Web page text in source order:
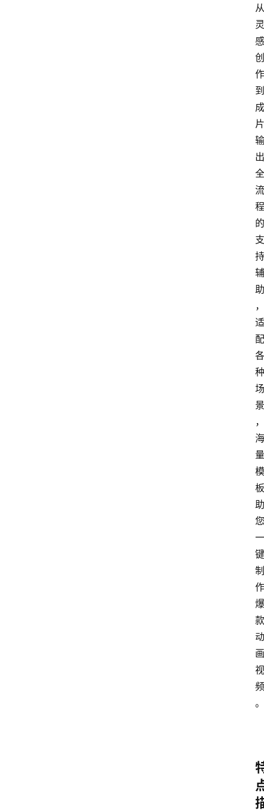
从
灵
感
创
作
到
成
片
输
出
全
流
程
的
支
持
辅
助
，
适
配
各
种
场
景
，
海
量
模
板
助
您
一
键
制
作
爆
款
动
画
视
频
。